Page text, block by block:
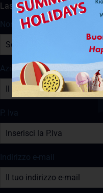
Lasciaci i tuoi dati per
Nome e Cognome
Azienda
P. Iva
Indirizzo e-mail